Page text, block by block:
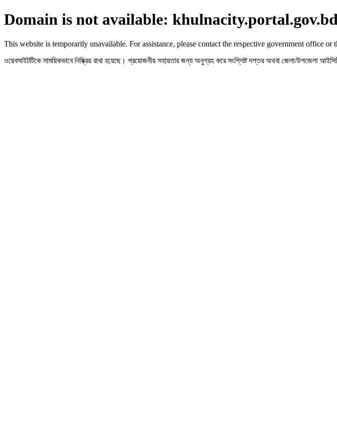
Domain is not available:
This website is temporarily unavailable. For assistance, please contact the respective government office
ওয়েবসাইটটিকে সাময়িকভাবে নিষ্ক্রিয় রাখা হয়েছে। প্রয়োজনীয় সহায়তার জন্য অনুগ্রহ করে সংশ্লিষ্ট দপ্তর অথবা জেলা/উপজেলা